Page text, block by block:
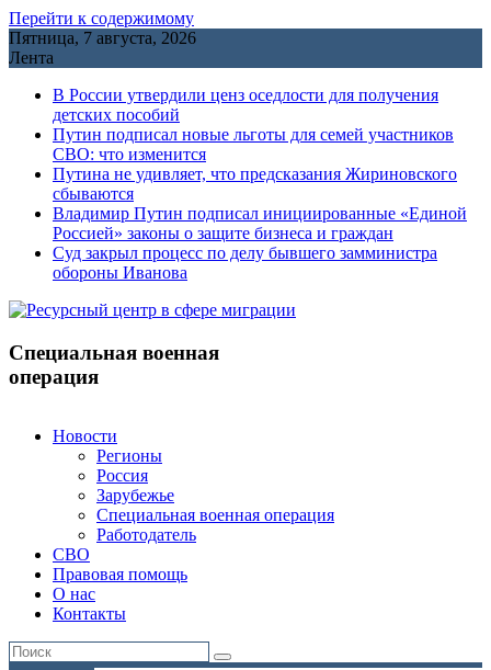
Перейти к содержимому
Пятница, 7 августа, 2026
Лента
В России утвердили ценз оседлости для получения
детских пособий
Путин подписал новые льготы для семей участников
СВО: что изменится
Путина не удивляет, что предсказания Жириновского
сбываются
Владимир Путин подписал инициированные «Единой
Россией» законы о защите бизнеса и граждан
Cуд закрыл процесс по делу бывшего замминистра
обороны Иванова
Специальная военная
операция
Новости
Регионы
Россия
Зарубежье
Специальная военная операция
Работодатель
СВО
Правовая помощь
О нас
Контакты